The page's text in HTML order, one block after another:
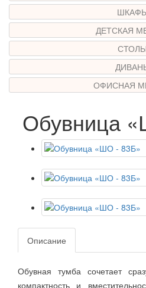
ДЕТСКАЯ
ОФИСНАЯ
Обувница
Описание
Обувная тумба сочетает
компактность и